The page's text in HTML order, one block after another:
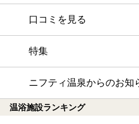
口コミを見る
特集
ニフティ温泉からのお知
温浴施設ランキング